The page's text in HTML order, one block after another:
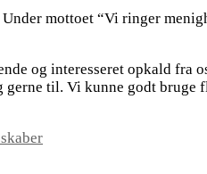
mottoet “Vi ringer
og interesseret opkald
til. Vi kunne godt bruge